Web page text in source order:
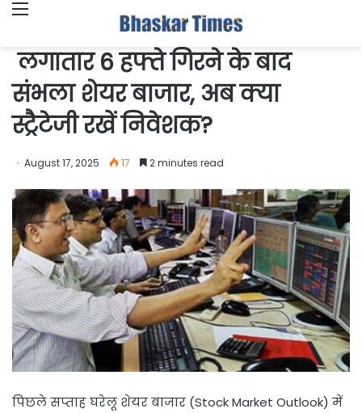
लगातार 6 हफ्ते गिरने के बाद
संभला शेयर बाजार, अब क्या
स्ट्रैटेजी रखें निवेशक?
August 17, 2025 17 2 minutes read
पिछले सप्ताह घरेलू शेयर बाजार (Stock Market Outlook) में